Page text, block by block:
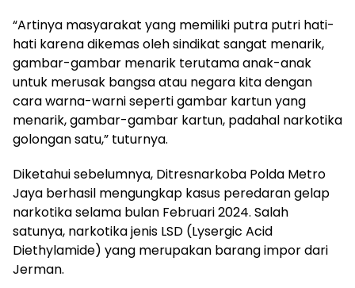
“Artinya masyarakat yang memiliki putra putri hati-
hati karena dikemas oleh sindikat sangat menarik,
gambar-gambar menarik terutama anak-anak
untuk merusak bangsa atau negara kita dengan
cara warna-warni seperti gambar kartun yang
menarik, gambar-gambar kartun, padahal narkotika
golongan satu,” tuturnya.
Diketahui sebelumnya, Ditresnarkoba Polda Metro
Jaya berhasil mengungkap kasus peredaran gelap
narkotika selama bulan Februari 2024. Salah
satunya, narkotika jenis LSD (Lysergic Acid
Diethylamide) yang merupakan barang impor dari
Jerman.